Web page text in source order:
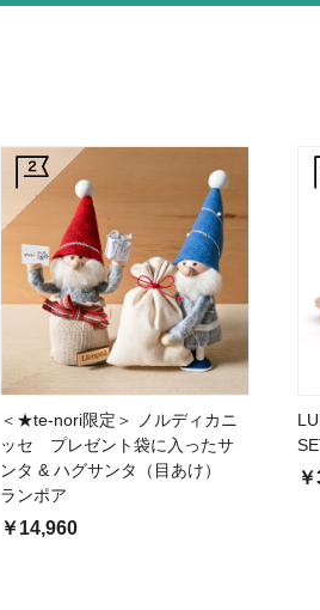
＜★te-nori限定＞ ノルディカニ
ッセ プレゼント袋に入ったサ
ンタ & ハグサンタ（目あけ）
ランポア
￥14,960